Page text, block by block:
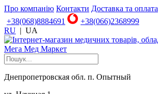
Про компанію Контакти Доставка та оплата
+38(068)8884691
+38(066)2368999
RU | UA
Днепропетровская обл. п. Опытный